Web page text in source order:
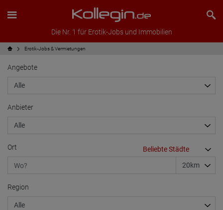
Die Nr. 1 für Erotik-Jobs und Immobilien
Erotik-Jobs & Vermietungen
Angebote
Anbieter
Ort
Region